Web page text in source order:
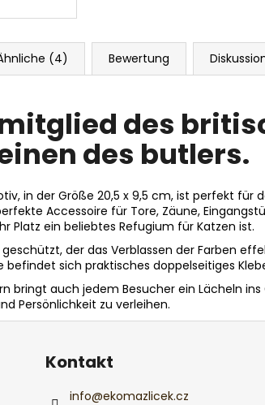
(4) Bewertung
des
des butlers.
in der Größe 20,5 x 9,5 cm, ist perfekt
Accessoire für Tore, Zäune,
Platz ein beliebtes Refugium für Katzen ist.
der das Verblassen der Farben
befindet sich praktisches doppelseitiges
bringt auch jedem Besucher ein Lächeln
Persönlichkeit zu verleihen.
Kontakt
info@ekomazlicek.cz